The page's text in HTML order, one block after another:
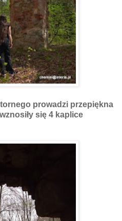
prowadzi przepiękna
się 4 kaplice